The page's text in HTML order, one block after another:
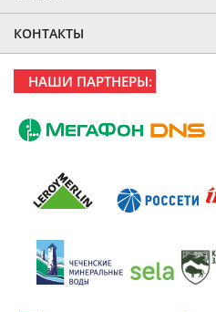
КОНТАКТЫ
НАШИ ПАРТНЕРЫ: